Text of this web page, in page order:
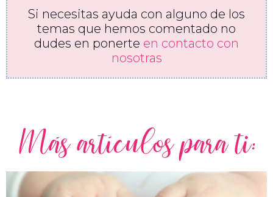
Si necesitas ayuda con alguno de los
temas que hemos comentado no
dudes en ponerte en contacto con
nosotras
Más artículos para ti: